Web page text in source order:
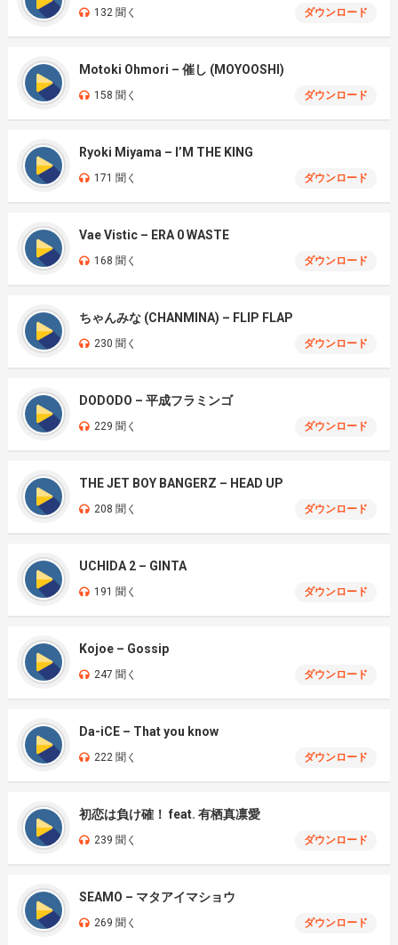
132 聞く ダウンロード
Motoki Ohmori – 催し (MOYOOSHI)
158 聞く ダウンロード
Ryoki Miyama – I’M THE KING
171 聞く ダウンロード
Vae Vistic – ERA 0 WASTE
168 聞く ダウンロード
ちゃんみな (CHANMINA) – FLIP FLAP
230 聞く ダウンロード
DODODO – 平成フラミンゴ
229 聞く ダウンロード
THE JET BOY BANGERZ – HEAD UP
208 聞く ダウンロード
UCHIDA 2 – GINTA
191 聞く ダウンロード
Kojoe – Gossip
247 聞く ダウンロード
Da-iCE – That you know
222 聞く ダウンロード
初恋は負け確！ feat. 有栖真凛愛
239 聞く ダウンロード
SEAMO – マタアイマショウ
269 聞く ダウンロード